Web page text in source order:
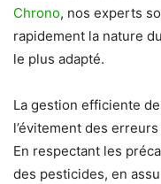
Chrono, nos experts
rapidement la nature
le plus adapté.
La gestion efficiente
l’évitement des
En respectant les
des pesticides, en